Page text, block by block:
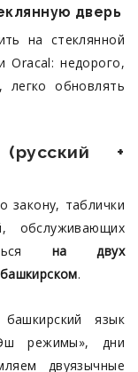
дверь
на стеклянной
Oracal: недорого,
легко обновлять
+
закону, таблички
обслуживающих
на двух
.
язык
режимы», дни
двуязычные